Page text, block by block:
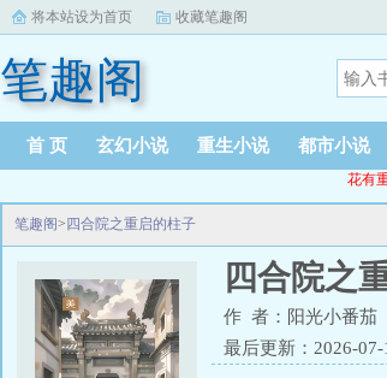
将本站设为首页 收藏笔趣阁
笔趣阁
首 页 玄幻小说 重生小说 都市小说
花有
笔趣阁> 四合院之重启的柱子
四合院之
作 者：阳光小番茄
最后更新：2026-07-